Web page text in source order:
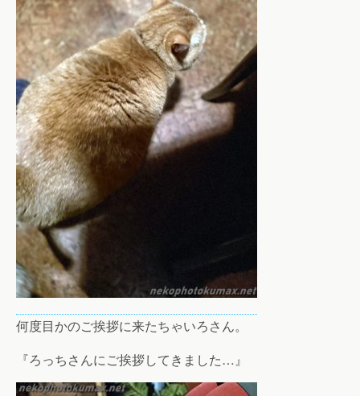
何度目かのご挨拶に来たちゃいろさん。
『ろっちさんにご挨拶してきました…』